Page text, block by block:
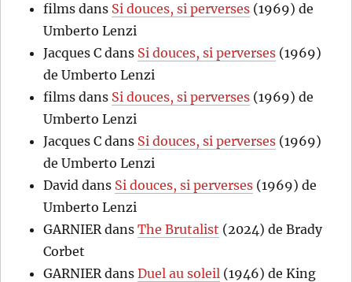
films dans Si douces, si perverses (1969) de
Umberto Lenzi
Jacques C dans Si douces, si perverses (1969)
de Umberto Lenzi
films dans Si douces, si perverses (1969) de
Umberto Lenzi
Jacques C dans Si douces, si perverses (1969)
de Umberto Lenzi
David dans Si douces, si perverses (1969) de
Umberto Lenzi
GARNIER dansThe Brutalist (2024) de Brady
Corbet
GARNIER dansDuel au soleil (1946) de King